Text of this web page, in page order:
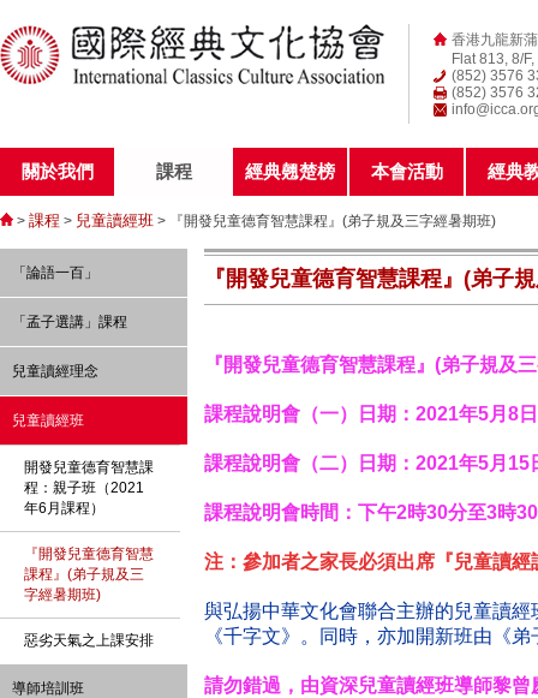
香港九龍新
Flat 813, 8/
(852) 3576
(852) 3576
關於我們 課程 經典翹楚榜 本會活動 經典
> 課程 > 兒童讀經班 > 『開發兒童德育智慧課程』(弟子規及三字經暑期班)
「論語一百」
「孟子選講」課程
兒童讀經理念
兒童讀經班
開發兒童德育智慧課
程：親子班（2021
年6月課程）
『開發兒童德育智慧
課程』(弟子規及三
字經暑期班)
惡劣天氣之上課安排
導師培訓班
『開發兒童德育智慧課程』(弟子
『開發兒童德育智慧課程』 (弟子規及
課程說明會（一） 日期：2021年5月8
課程說明會（二） 日期：2021年5月15
課程說明會時間：下午2時30分至3時
注：參加者之家長必須出席 『兒童讀
與弘揚中華文化會聯合主辦的兒童讀
《千字文》。同時，亦加開新班由《
請勿錯過，由資深兒童讀經班導師黎